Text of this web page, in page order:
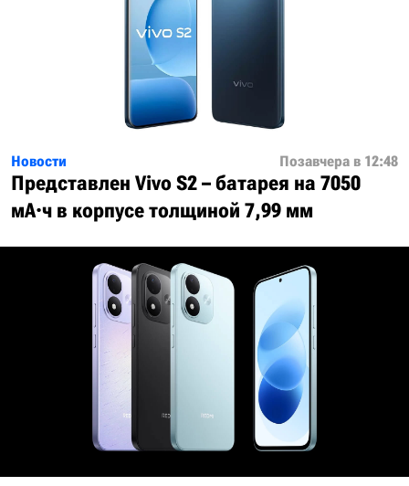
Новости Позавчера в 12:48
Представлен Vivo S2 – батарея на 7050
мА·ч в корпусе толщиной 7,99 мм